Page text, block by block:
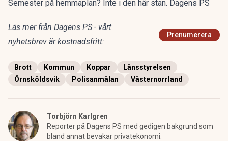
Semester på hemmaplan? Inte i den här stan. Dagens PS
Läs mer från Dagens PS - vårt
nyhetsbrev är kostnadsfritt:
Prenumerera
Brott Kommun Koppar
Länsstyrelsen
Örnsköldsvik
Polisanmälan Västernorrland
Torbjörn Karlgren
Reporter på Dagens PS med gedigen bakgrund som
bland annat bevakar privatekonomi.